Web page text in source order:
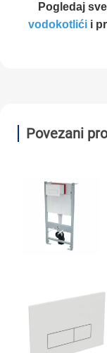
Pogledaj
vodokotlići i
Povezani